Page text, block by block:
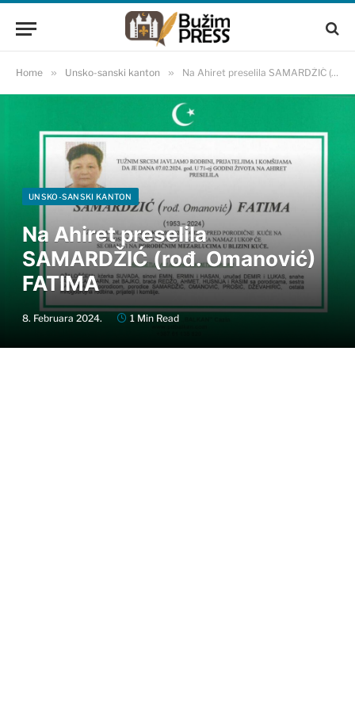
Home » Unsko-sanski kanton » Na Ahiret preselila SAMARDŽIĆ (rođ. Omanović) FATIMA
UNSKO-SANSKI KANTON
Na Ahiret preselila
SAMARDŽIĆ (rođ. Omanović)
FATIMA
8. Februara 2024. 1 Min Read